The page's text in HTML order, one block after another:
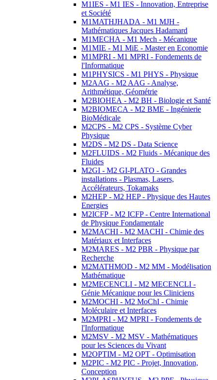
M1IES - M1 IES - Innovation, Entreprise
et Société
M1MATHJHADA - M1 MJH -
Mathématiques Jacques Hadamard
M1MECHA - M1 Mech - Mécanique
M1MIE - M1 MiE - Master en Economie
M1MPRI - M1 MPRI - Fondements de
l'Informatique
M1PHYSICS - M1 PHYS - Physique
M2AAG - M2 AAG - Analyse,
Arithmétique, Géométrie
M2BIOHEA - M2 BH - Biologie et Santé
M2BIOMECA - M2 BME - Ingénierie
BioMédicale
M2CPS - M2 CPS - Système Cyber
Physique
M2DS - M2 DS - Data Science
M2FLUIDS - M2 Fluids - Mécanique des
Fluides
M2GI - M2 GI-PLATO - Grandes
installations - Plasmas, Lasers,
Accélérateurs, Tokamaks
M2HEP - M2 HEP - Physique des Hautes
Energies
M2ICFP - M2 ICFP - Centre International
de Physique Fondamentale
M2MACHI - M2 MACHI - Chimie des
Matériaux et Interfaces
M2MARES - M2 PBR - Physique par
Recherche
M2MATHMOD - M2 MM - Modélisation
Mathématique
M2MECENCLI - M2 MECENCLI -
Génie Mécanique pour les Cliniciens
M2MOCHI - M2 MoChI - Chimie
Moléculaire et Interfaces
M2MPRI - M2 MPRI - Fondements de
l'Informatique
M2MSV - M2 MSV - Mathématiques
pour les Sciences du Vivant
M2OPTIM - M2 OPT - Optimisation
M2PIC - M2 PIC - Projet, Innovation,
Conception